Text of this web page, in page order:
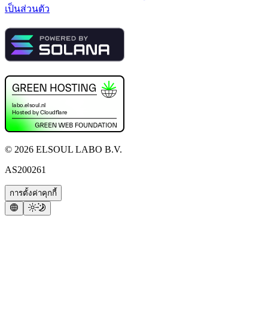
เป็นส่วนตัว
© 2026 ELSOUL LABO B.V.
AS200261
การตั้งค่าคุกกี้